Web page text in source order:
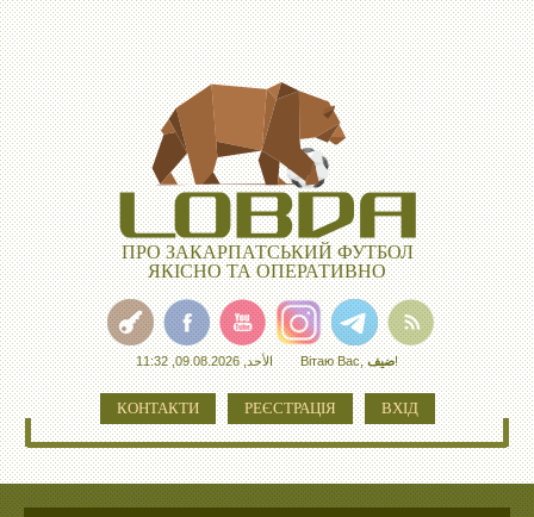
ПРО ЗАКАРПАТСЬКИЙ ФУТБОЛ
ЯКІСНО ТА ОПЕРАТИВНО
الأحد, 09.08.2026, 11:32 Вітаю Вас,ضيف!
КОНТАКТИ РЕЄСТРАЦІЯ ВХІД